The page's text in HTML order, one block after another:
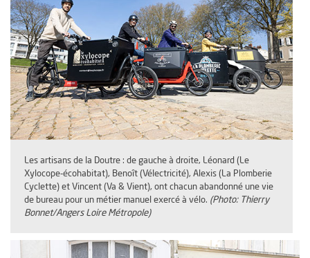
Les artisans de la Doutre : de gauche à droite, Léonard (Le
Xylocope-écohabitat), Benoît (Vélectricité), Alexis (La Plomberie
Cyclette) et Vincent (Va & Vient), ont chacun abandonné une vie
de bureau pour un métier manuel exercé à vélo. (Photo: Thierry
Bonnet/Angers Loire Métropole)